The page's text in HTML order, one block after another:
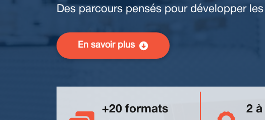
Des parcours pensés pour développer
En savoir plus
+20 formats 2